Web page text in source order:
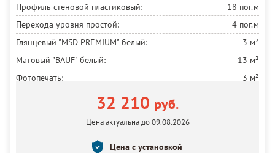
Профиль стеновой пластиковый:
18 пог.м
Перехода уровня простой:
4 пог.м
Глянцевый "MSD PREMIUM" белый:
3 м²
Матовый "BAUF" белый:
13 м²
Фотопечать:
3 м²
32 210 руб.
Цена актуальна до 09.08.2026
Цена с установкой